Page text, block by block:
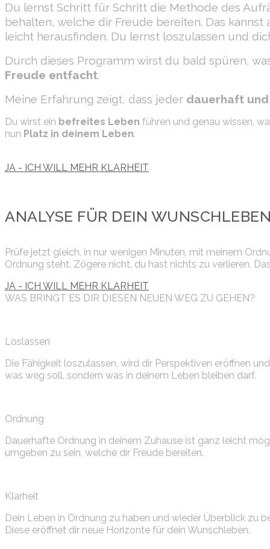
Du lernst Schritt für Schritt die Methode des
behalten, welche dir Freude bereiten. Das
leicht herausfinden. Du lernst loszulassen und
Durch dieses Programm wirst du bald spüren,
Freude entfacht.
Meine Erfahrung zeigt, dass jeder dauerhaft
Du wirst ein befreites Leben führen und genau wissen,
nun Platz in deinem Leben.
JA - ICH WILL MEHR KLARHEIT
ANALYSE FÜR DEIN
Prüfe jetzt gleich, in nur wenigen Minuten, mit meinem
Ordnung steht. Zögere nicht, du hast nichts zu verlieren.
JA - ICH WILL MEHR KLARHEIT
WAS BRINGT ES DIR DIESEN NEUEN WEG ZU GEHEN?
Loslassen
Die Fähigkeit loszulassen, wird dir Perspektiven eröffnen
was weg soll, sondern was in deinem Leben bleiben darf.
Ordnung
Dauerhafte Ordnung in deinem Zuhause ist ganz leicht
umgeben zu sein, welche dir Freude bereiten.
Klarheit
Dein Leben in Ordnung zu haben und wieder Überblick zu
Diese eröffnet dir neue Horizonte für dein Wunschleben.